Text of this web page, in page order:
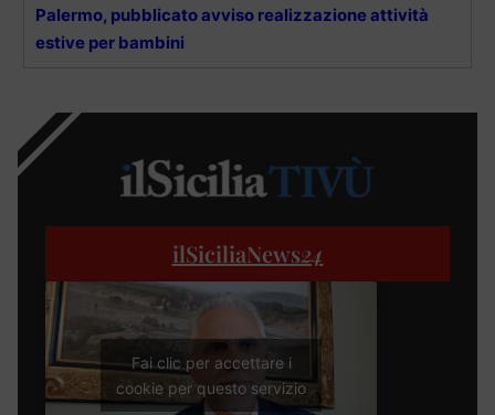
Palermo, pubblicato avviso realizzazione attività
estive per bambini
ilSiciliaNews24
Fai clic per accettare i
cookie per questo servizio